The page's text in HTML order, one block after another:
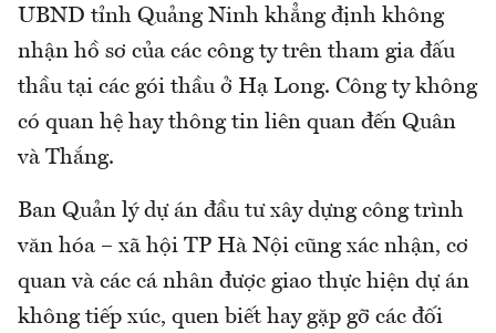
UBND tỉnh Quảng Ninh khẳng định không
nhận hồ sơ của các công ty trên tham gia đấu
thầu tại các gói thầu ở Hạ Long. Công ty không
có quan hệ hay thông tin liên quan đến Quân
và Thắng.
Ban Quản lý dự án đầu tư xây dựng công trình
văn hóa – xã hội TP Hà Nội cũng xác nhận, cơ
quan và các cá nhân được giao thực hiện dự án
không tiếp xúc, quen biết hay gặp gỡ các đối